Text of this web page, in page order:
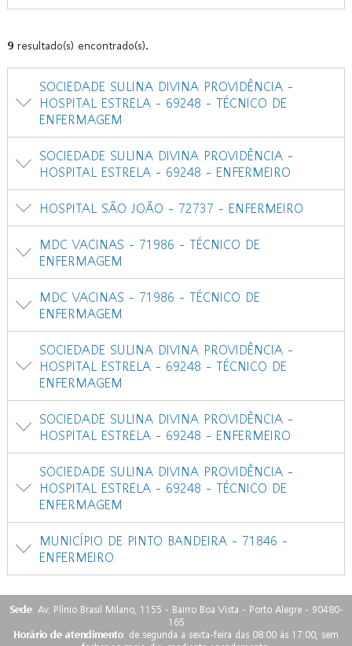
9 resultado(s) encontrado(s).
SOCIEDADE SULINA DIVINA PROVIDÊNCIA -
HOSPITAL ESTRELA - 69248 - TÉCNICO DE
ENFERMAGEM
SOCIEDADE SULINA DIVINA PROVIDÊNCIA -
HOSPITAL ESTRELA - 69248 - ENFERMEIRO
HOSPITAL SÃO JOÃO - 72737 - ENFERMEIRO
MDC VACINAS - 71986 - TÉCNICO DE
ENFERMAGEM
MDC VACINAS - 71986 - TÉCNICO DE
ENFERMAGEM
SOCIEDADE SULINA DIVINA PROVIDÊNCIA -
HOSPITAL ESTRELA - 69248 - TÉCNICO DE
ENFERMAGEM
SOCIEDADE SULINA DIVINA PROVIDÊNCIA -
HOSPITAL ESTRELA - 69248 - ENFERMEIRO
SOCIEDADE SULINA DIVINA PROVIDÊNCIA -
HOSPITAL ESTRELA - 69248 - TÉCNICO DE
ENFERMAGEM
MUNICÍPIO DE PINTO BANDEIRA - 71846 -
ENFERMEIRO
Sede: Av. Plínio Brasil Milano, 1155 - Bairro Boa Vista - Porto Alegre - 90480-
165
Horário de atendimento: de segunda a sexta-feira das 08:00 às 17:00, sem